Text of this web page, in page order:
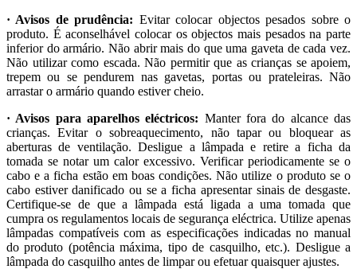
· Avisos de prudência: Evitar colocar objectos pesados sobre o
produto. É aconselhável colocar os objectos mais pesados na parte
inferior do armário. Não abrir mais do que uma gaveta de cada vez.
Não utilizar como escada. Não permitir que as crianças se apoiem,
trepem ou se pendurem nas gavetas, portas ou prateleiras. Não
arrastar o armário quando estiver cheio.
· Avisos para aparelhos eléctricos: Manter fora do alcance das
crianças. Evitar o sobreaquecimento, não tapar ou bloquear as
aberturas de ventilação. Desligue a lâmpada e retire a ficha da
tomada se notar um calor excessivo. Verificar periodicamente se o
cabo e a ficha estão em boas condições. Não utilize o produto se o
cabo estiver danificado ou se a ficha apresentar sinais de desgaste.
Certifique-se de que a lâmpada está ligada a uma tomada que
cumpra os regulamentos locais de segurança eléctrica. Utilize apenas
lâmpadas compatíveis com as especificações indicadas no manual
do produto (potência máxima, tipo de casquilho, etc.). Desligue a
lâmpada do casquilho antes de limpar ou efetuar quaisquer ajustes.